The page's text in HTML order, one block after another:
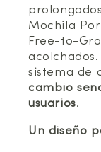
Mochila
Free-to-
sistema de
cambio
usuarios.
Un diseño